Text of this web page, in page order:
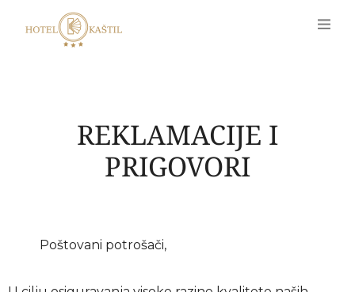
REKLAMACIJE I
PRIGOVORI
Poštovani potrošači,